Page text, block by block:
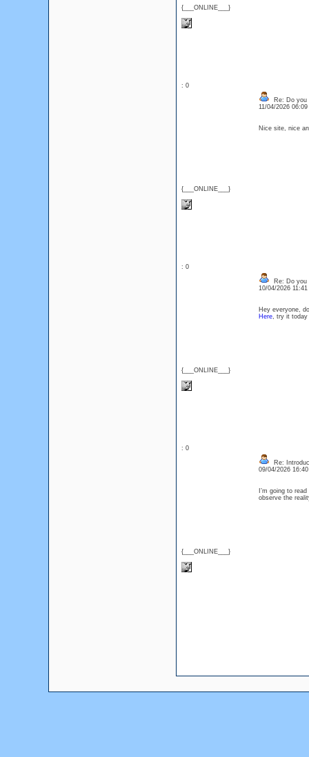
{___ONLINE___}
: 0
{___ONLINE___}
Re: Do you
11/04/2026
Nice site, nice
: 0
{___ONLINE___}
Re: Do you
10/04/2026
Hey everyone,
Here, try it today
: 0
{___ONLINE___}
Re:
09/04/2026
I’m going to
observe the